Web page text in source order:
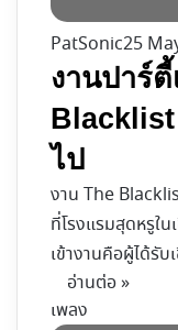
PatSonic25
งานปาร์
ไป
งาน The
ที่โรงแรมสุดหรูใ
เข้างานคือผู้ได้รับ
อ่านต่อ »
เพลง